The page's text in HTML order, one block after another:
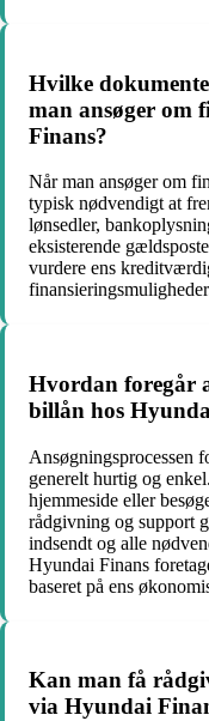
Hvilke
man ansøger om
Finans?
Når man ansøger om
typisk nødvendigt at
lønsedler,
eksisterende
vurdere ens
Hvordan foregår
billån hos
Ansøgningsprocessen
generelt hurtig og
hjemmeside eller
rådgivning og support
indsendt og alle
Hyundai Finans
baseret på ens
Kan man få
via Hyundai